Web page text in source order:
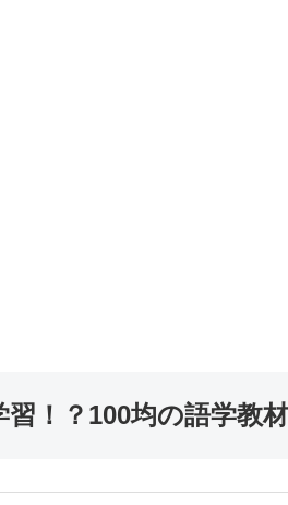
！？100均の語学教